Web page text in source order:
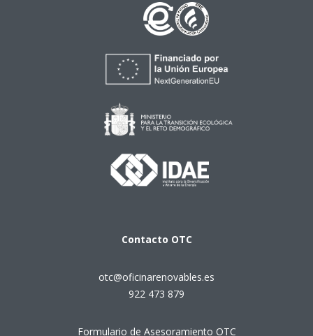
Contacto OTC
otc@oficinarenovables.es
922 473 879
Formulario de Asesoramiento OTC